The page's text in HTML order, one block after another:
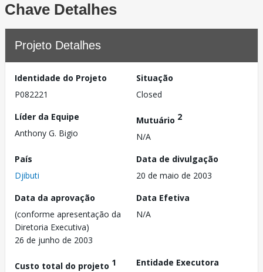
Chave Detalhes
Projeto Detalhes
Identidade do Projeto
P082221
Situação
Closed
Líder da Equipe
Anthony G. Bigio
Mutuário 2
N/A
País
Djibuti
Data de divulgação
20 de maio de 2003
Data da aprovação
(conforme apresentação da
Diretoria Executiva)
26 de junho de 2003
Data Efetiva
N/A
Custo total do projeto 1
Entidade Executora